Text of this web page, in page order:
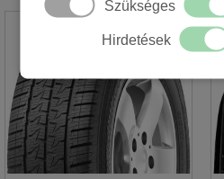
Szükséges
Hirdetések